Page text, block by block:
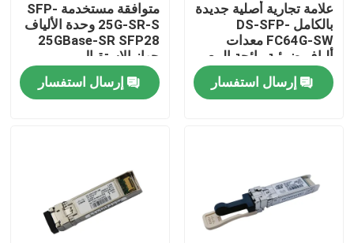
اتصل بنا
أخبار
وحدة بصرية 400G/800G
علامة تجارية أصلية جديدة
بالكامل DS-SFP-
FC64G-SW معدات
ألياف ضوئية رائجة البيع
لمراكز بيانات الذكاء
الاصطناعيإرسال استفسار
متوافقة مستخدمة SFP-
25G-SR-S وحدة الألياف
25GBase-SR SFP28
جهاز الاستقبال
إرسال استفسار